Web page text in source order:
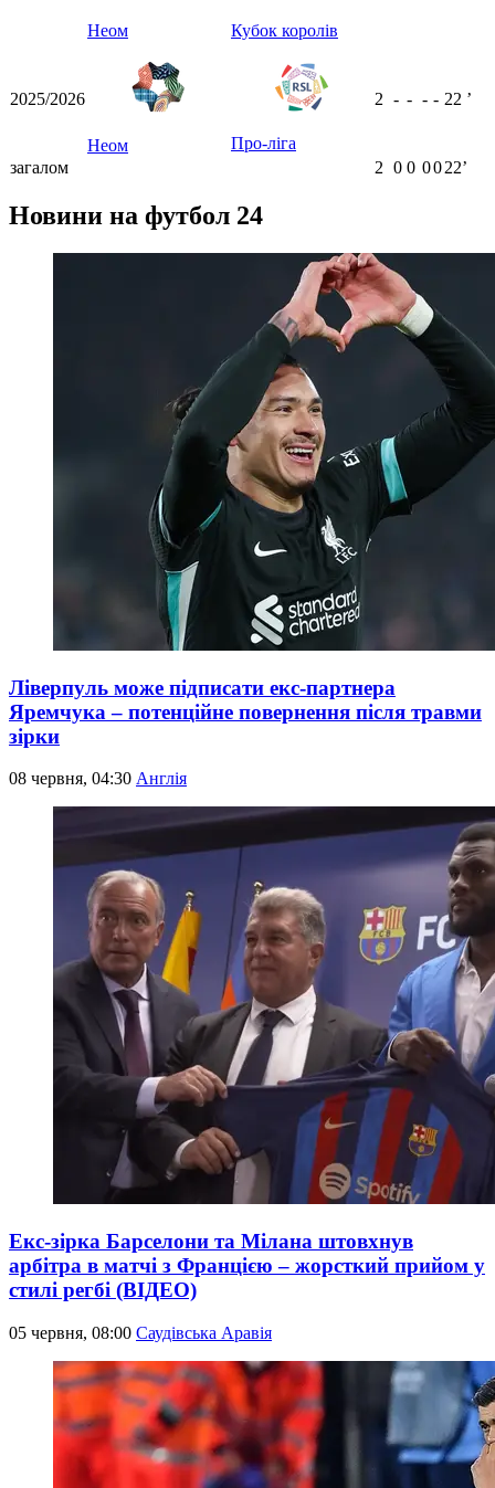
Неом Кубок королів
2025/2026
Неом Про-ліга
2 - - - - 22 ʼ
загалом 2 0 0 0022ʼ
Новини на футбол 24
Ліверпуль може підписати екс-партнера
Яремчука – потенційне повернення після травми
зірки
08 червня, 04:30 Англія
Екс-зірка Барселони та Мілана штовхнув
арбітра в матчі з Францією – жорсткий прийом у
стилі регбі (ВІДЕО)
05 червня, 08:00 Саудівська Аравія